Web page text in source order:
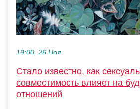
19:00, 26 Ноя
Стало известно, как
совместимость влияет на
отношений